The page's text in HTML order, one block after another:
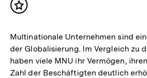
Inhalt
Multinationale Unternehmen sind
der Globalisierung. Im Vergleich zu
haben viele MNU ihr Vermögen,
Zahl der Beschäftigten deutlich